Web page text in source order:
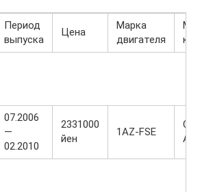
Период
выпуска
Цена
Марка
двигателя
07.2006
—
02.2010
2331000
йен
1AZ-FSE